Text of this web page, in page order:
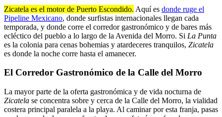
Zicatela es el motor de Puerto Escondido. Aquí es donde ruge el
Pipeline Mexicano, donde surfistas internacionales llegan cada
temporada, y donde corre el corredor gastronómico y de bares más
ecléctico del pueblo a lo largo de la Avenida del Morro. Si La Punta
es la colonia para cenas bohemias y atardeceres tranquilos, Zicatela
es donde la noche corre hasta el amanecer.
El Corredor Gastronómico de la Calle del Morro
La mayor parte de la oferta gastronómica y de vida nocturna de
Zicatela se concentra sobre y cerca de la Calle del Morro, la vialidad
costera principal paralela a la playa. Al caminar por esta franja, pasas